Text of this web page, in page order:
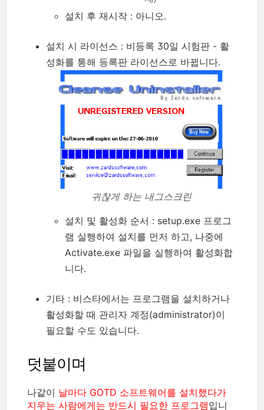
설치 후 재시작 : 아니오.
설치 시 라이선스 : 비등록 30일 시험판 - 활
성화를 통해 등록판 라이선스로 바뀝니다.
귀찮게 하는 내그스크린
설치 및 활성화 순서 : setup.exe 프로그
램 실행하여 설치를 먼저 하고, 나중에
Activate.exe 파일을 실행하여 활성화합
니다.
기타 : 비스타에서는 프로그램을 설치하거나
활성화할 때 관리자 계정(administrator)이
필요할 수도 있습니다.
덧붙이며
나같이 날마다 GOTD 소프트웨어를 설치했다가
지우는 사람에게는 반드시 필요한 프로그램입니